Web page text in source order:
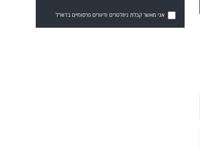
אני מאשר קבלת ניוזלטרים ודיוורים פרסומיים בדוא"ל